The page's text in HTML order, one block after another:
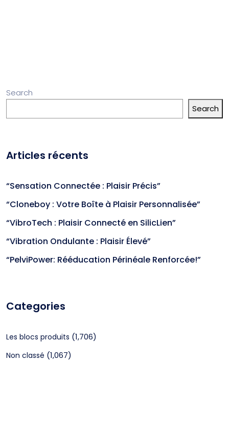
Search
Search
Articles récents
“Sensation Connectée : Plaisir Précis”
“Cloneboy : Votre Boîte à Plaisir Personnalisée”
“VibroTech : Plaisir Connecté en SilicLien”
“Vibration Ondulante : Plaisir Élevé”
“PelviPower: Rééducation Périnéale Renforcée!”
Categories
Les blocs produits (1,706)
Non classé (1,067)